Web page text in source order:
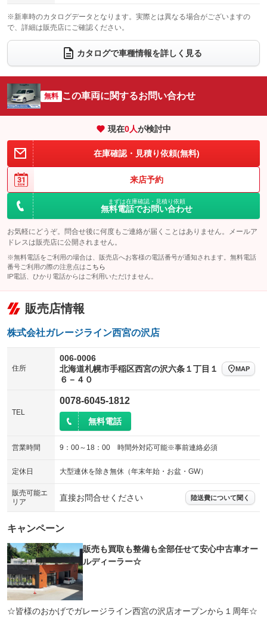
電動格納サードシート
：装備なし シートヒーター
：装備なし
ウォークスルー
電動リアゲート フロントカメラ
：装備なし
シートエアコン
：装備なし 全周囲カメラ
：装備なし
サイドカメラ
：装備なし ルーフレール
：装備なし
エアサスペンション ヘッドライトウォッシャー
※新車時のカタログデータとなります。実際とは異なる場合がございますの
で、詳細は販売店にご確認ください。
カタログで車種情報を詳しく見る
無料 この車両に関するお問い合わせ
現在0人が検討中
在庫確認・見積り依頼(無料)
来店予約
まずは在庫確認・見積り依頼
無料電話でお問い合わせ
お気軽にどうぞ。問合せ後に何度もご連絡が届くことはありません。メールア
ドレスは販売店に公開されません。
※無料電話をご利用の場合は、販売店へお客様の電話番号が通知されます。無料電話
番号ご利用の際の注意点は こちら
IP電話、ひかり電話からはご利用いただけません。
販売店情報
株式会社ガレージライン西宮の沢店
住所
006-0006
北海道札幌市手稲区西宮の沢六条１丁目１
６－４０
MAP
TEL
0078-6045-1812
無料電話
営業時間 9：00～18：00 時間外対応可能※事前連絡必須
定休日 大型連休を除き無休（年末年始・お盆・GW）
販売可能エ
リア
直接お問合せください 陸送費について聞く
キャンペーン
販売も買取も整備も全部任せて安心中古車オー
ルディーラー☆
☆皆様のおかげでガレージライン西宮の沢店オープンから１周年☆